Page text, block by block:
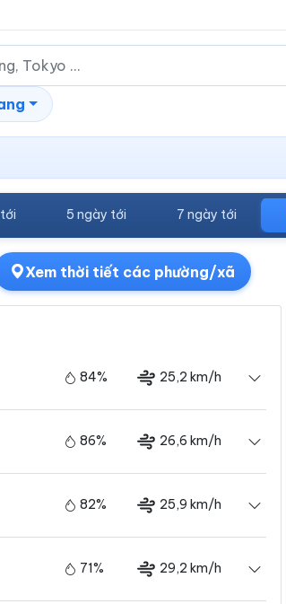
5 ngày tới 7 ngày tới
Xem thời tiết các phường/xã
84% 25,2 km/h
86% 26,6 km/h
82% 25,9 km/h
71% 29,2 km/h